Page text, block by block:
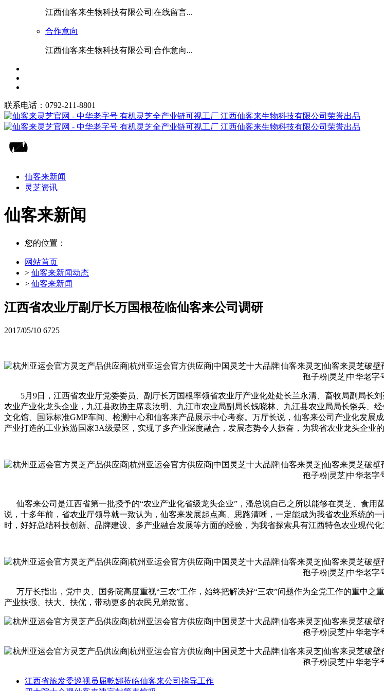
江西仙客来生物科技有限公司|在线留言...
合作意向
江西仙客来生物科技有限公司|合作意向...
联系电话：0792-211-8801
仙客来新闻
灵芝资讯
仙客来新闻
您的位置：
网站首页
> 仙客来新闻动态
> 仙客来新闻
江西省农业厅副厅长万国根莅临仙客来公司调研
2017/05/10 6725
5月9日，江西省农业厅党委委员、副厅长万国根率领省农业厅产业化处处长兰永清、畜牧局副局长
农业产业化龙头企业，九江县政协主席袁汝明、九江市农业局副局长钱晓林、九江县农业局局长饶兵、
文化馆、国际标准GMP车间、检测中心和仙客来产品展示中心考察。万厅长说，仙客来公司产业化发
产业打造的工业旅游国家3A级景区，实现了多产业深度融合，发展态势令人振奋，为我省农业龙头企业
仙客来公司是江西省第一批授予的“农业产业化省级龙头企业”，潘总说自己之所以能够在灵芝、食用
说，十多年前，省农业厅领导就一致认为，仙客来发展起点高、思路清晰，一定能成为我省农业系统的
时，好好总结科技创新、品牌建设、多产业融合发展等方面的经验，为我省探索具有江西特色农业现代化
万厅长指出，党中央、国务院高度重视“三农”工作，始终把解决好“三农”问题作为全党工作的重中之
产业扶强、扶大、扶优，带动更多的农民兄弟致富。
江西省旅发委巡视员屈乾娜莅临仙客来公司指导工作